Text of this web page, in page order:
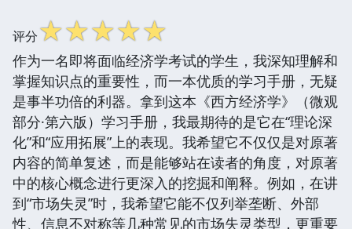
评分☆☆☆☆☆
作为一名即将面临经济学考试的学生，我深知理解和
掌握知识点的重要性，而一本优质的学习手册，无疑
是事半功倍的利器。拿到这本《西方经济学》（微观
部分·第六版）学习手册，我最期待的是它在“理论深
化”和“应用拓展”上的表现。我希望它不仅仅是对原著
内容的简单复述，而是能够站在读者的角度，对原著
中的核心概念进行更深入的挖掘和阐释。例如，在讲
到“市场失灵”时，我希望它能不仅列举垄断、外部
性、信息不对称等几种常见的市场失灵类型，更重要